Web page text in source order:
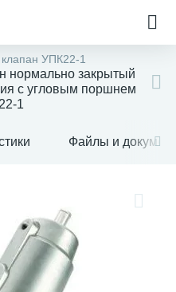
УПК22-1
нормально закрытый
с угловым поршнем
1
Файлы и